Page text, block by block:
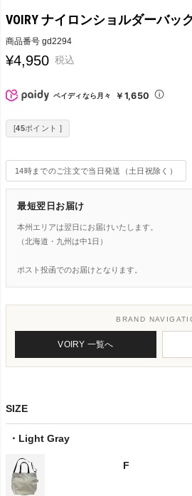
VOIRY ナイロンショルダーバッ
商品番号 gd2294
¥4,950 税込
ペイディなら月々 ￥1,650
[45ポイント ]
14時までのご注文で当日発送（土日祝除く）
最短翌日お届け
本州エリアは翌日にお届けいたします。
（北海道・九州は中1日）
ポスト投函でのお届けとなります。
BRAND
VOIRY 一覧へ
SIZE
Light Gray
F